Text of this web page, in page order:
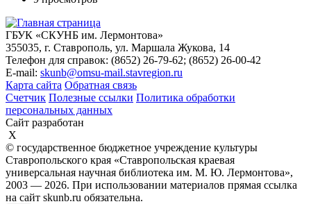
ГБУК «СКУНБ им. Лермонтова»
355035, г. Ставрополь, ул. Маршала Жукова, 14
Телефон для справок: (8652) 26-79-62; (8652) 26-00-42
E-mail: skunb@omsu-mail.stavregion.ru
Карта сайта Обратная связь
Счетчик Полезные ссылки Политика обработки
персональных данных
Сайт разработан
X
© государственное бюджетное учреждение культуры
Ставропольского края «Ставропольская краевая
универсальная научная библиотека им. М. Ю. Лермонтова»,
2003 — 2026. При использовании материалов прямая ссылка
на сайт skunb.ru обязательна.